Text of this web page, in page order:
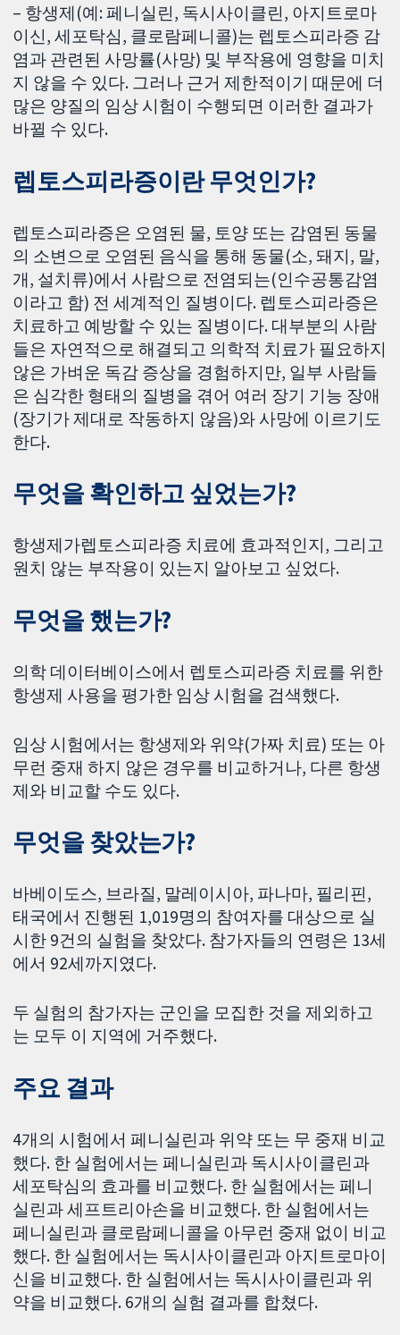
– 항생제(예: 페니실린, 독시사이클린, 아지트로마
이신, 세포탁심, 클로람페니콜)는 렙토스피라증 감
염과 관련된 사망률(사망) 및 부작용에 영향을 미치
지 않을 수 있다. 그러나 근거 제한적이기 때문에 더
많은 양질의 임상 시험이 수행되면 이러한 결과가
바뀔 수 있다.
렙토스피라증이란 무엇인가?
렙토스피라증은 오염된 물, 토양 또는 감염된 동물
의 소변으로 오염된 음식을 통해 동물(소, 돼지, 말,
개, 설치류)에서 사람으로 전염되는(인수공통감염
이라고 함) 전 세계적인 질병이다. 렙토스피라증은
치료하고 예방할 수 있는 질병이다. 대부분의 사람
들은 자연적으로 해결되고 의학적 치료가 필요하지
않은 가벼운 독감 증상을 경험하지만, 일부 사람들
은 심각한 형태의 질병을 겪어 여러 장기 기능 장애
(장기가 제대로 작동하지 않음)와 사망에 이르기도
한다.
무엇을 확인하고 싶었는가?
항생제가렙토스피라증 치료에 효과적인지, 그리고
원치 않는 부작용이 있는지 알아보고 싶었다.
무엇을 했는가?
의학 데이터베이스에서 렙토스피라증 치료를 위한
항생제 사용을 평가한 임상 시험을 검색했다.
임상 시험에서는 항생제와 위약(가짜 치료) 또는 아
무런 중재 하지 않은 경우를 비교하거나, 다른 항생
제와 비교할 수도 있다.
무엇을 찾았는가?
바베이도스, 브라질, 말레이시아, 파나마, 필리핀,
태국에서 진행된 1,019명의 참여자를 대상으로 실
시한 9건의 실험을 찾았다. 참가자들의 연령은 13세
에서 92세까지였다.
두 실험의 참가자는 군인을 모집한 것을 제외하고
는 모두 이 지역에 거주했다.
주요 결과
4개의 시험에서 페니실린과 위약 또는 무 중재 비교
했다. 한 실험에서는 페니실린과 독시사이클린과
세포탁심의 효과를 비교했다. 한 실험에서는 페니
실린과 세프트리아손을 비교했다. 한 실험에서는
페니실린과 클로람페니콜을 아무런 중재 없이 비교
했다. 한 실험에서는 독시사이클린과 아지트로마이
신을 비교했다. 한 실험에서는 독시사이클린과 위
약을 비교했다. 6개의 실험 결과를 합쳤다.